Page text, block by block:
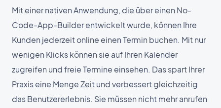
Mit einer nativen Anwendung, die über einen No-
Code-App-Builder entwickelt wurde, können Ihre
Kunden jederzeit online einen Termin buchen. Mit nur
wenigen Klicks können sie auf Ihren Kalender
zugreifen und freie Termine einsehen. Das spart Ihrer
Praxis eine Menge Zeit und verbessert gleichzeitig
das Benutzererlebnis. Sie müssen nicht mehr anrufen